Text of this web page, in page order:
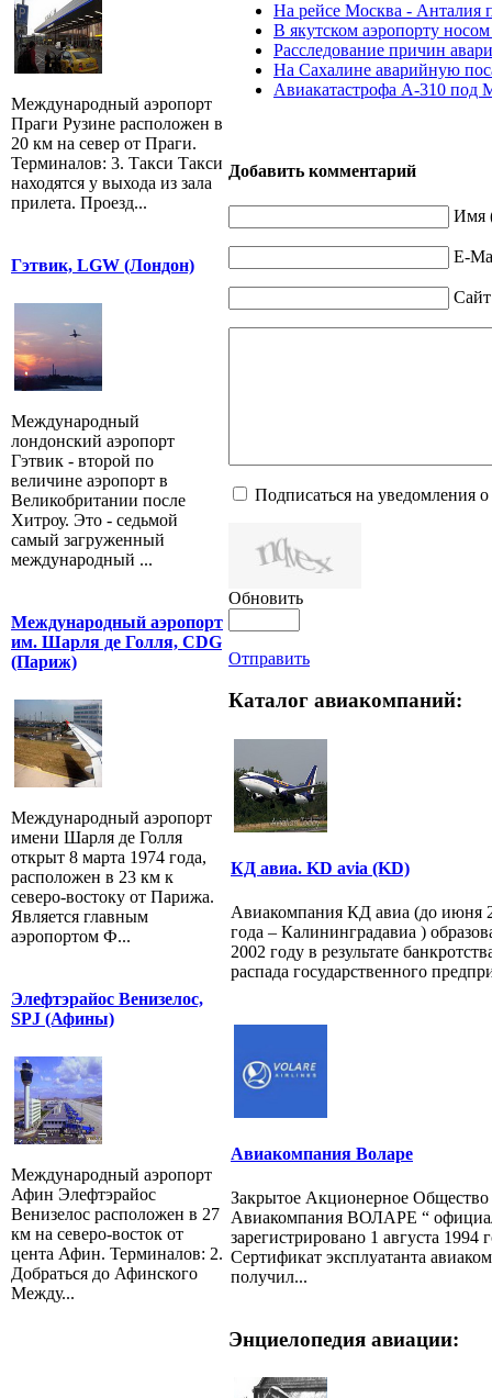
Международный аэропорт
Праги Рузине расположен в
20 км на север от Праги.
Терминалов: 3. Такси Такси
находятся у выхода из зала
прилета. Проезд...
Гэтвик, LGW (Лондон)
Международный
лондонский аэропорт
Гэтвик - второй по
величине аэропорт в
Великобритании после
Хитроу. Это - седьмой
самый загруженный
международный ...
Международный аэропорт
им. Шарля де Голля, CDG
(Париж)
Международный аэропорт
имени Шарля де Голля
открыт 8 марта 1974 года,
расположен в 23 км к
северо-востоку от Парижа.
Является главным
аэропортом Ф...
Элефтэрайос Венизелос,
SPJ (Афины)
Международный аэропорт
Афин Элефтэрайос
Венизелос расположен в 27
км на северо-восток от
цента Афин. Терминалов: 2.
Добраться до Афинского
Между...
На рейсе Москва - Анталия
В якутском аэропорту
Расследование причин
На Сахалине аварийную
Авиакатастрофа А-310 под
Добавить комментарий
Имя
E-
Сайт
Подписаться на уведомления
Обновить
Отправить
Каталог авиакомпаний:
КД авиа. KD avia (KD)
Авиакомпания КД авиа (до июня
года – Калининградавиа )
2002 году в результате
распада государственного
Авиакомпания Воларе
Закрытое Акционерное Общество
Авиакомпания ВОЛАРЕ “
зарегистрировано 1 августа 1994
Сертификат эксплуатанта
получил...
Энциелопедия авиации: